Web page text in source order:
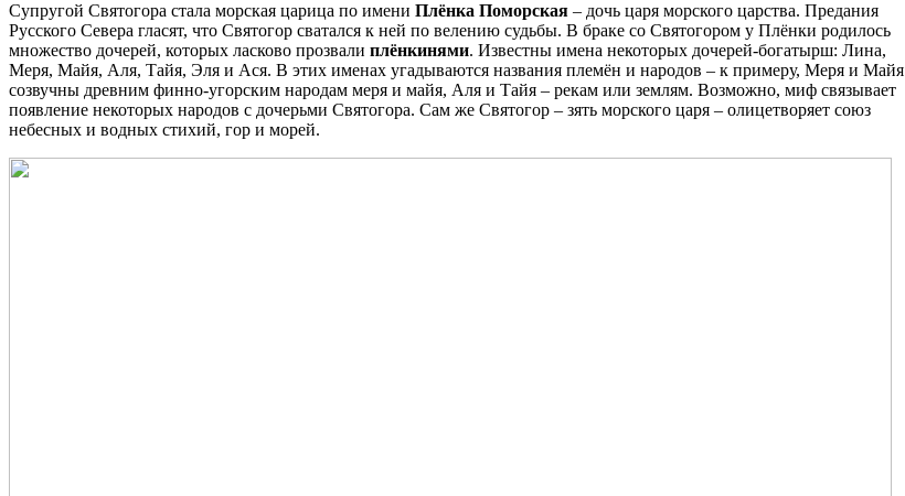
Супругой Святогора стала морская царица по имени Плёнка Поморская – дочь царя морского царства. Предания
Русского Севера гласят, что Святогор сватался к ней по велению судьбы. В браке со Святогором у Плёнки родилось
множество дочерей, которых ласково прозвали плёнкинями. Известны имена некоторых дочерей-богатырш: Лина,
Меря, Майя, Аля, Тайя, Эля и Ася. В этих именах угадываются названия племён и народов – к примеру, Меря и Майя
созвучны древним финно-угорским народам меря и майя, Аля и Тайя – рекам или землям. Возможно, миф связывает
появление некоторых народов с дочерьми Святогора. Сам же Святогор – зять морского царя – олицетворяет союз
небесных и водных стихий, гор и морей.